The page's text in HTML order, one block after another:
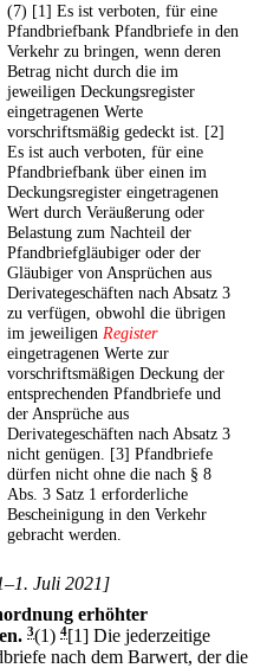
(7) [1] Es ist verboten, für eine
Pfandbriefbank Pfandbriefe in den
Verkehr zu bringen, wenn deren
Betrag nicht durch die im
jeweiligen Deckungsregister
eingetragenen Werte
vorschriftsmäßig gedeckt ist. [2]
Es ist auch verboten, für eine
Pfandbriefbank über einen im
Deckungsregister eingetragenen
Wert durch Veräußerung oder
Belastung zum Nachteil der
Pfandbriefgläubiger oder der
Gläubiger von Ansprüchen aus
Derivategeschäften nach Absatz 3
zu verfügen, obwohl die übrigen
im jeweiligen Register
eingetragenen Werte zur
vorschriftsmäßigen Deckung der
entsprechenden Pfandbriefe und
der Ansprüche aus
Derivategeschäften nach Absatz 3
nicht genügen. [3] Pfandbriefe
dürfen nicht ohne die nach § 8
Abs. 3 Satz 1 erforderliche
Bescheinigung in den Verkehr
gebracht werden.
Juli 2021]
erhöhter
3(1) 4[1] Die jederzeitige
nach dem Barwert, der die